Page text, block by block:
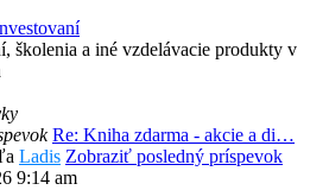
školenia a iné vzdelávacie produkty v
Re: Kniha zdarma - akcie a di…
Ladis Zobraziť posledný príspevok
9:14 am